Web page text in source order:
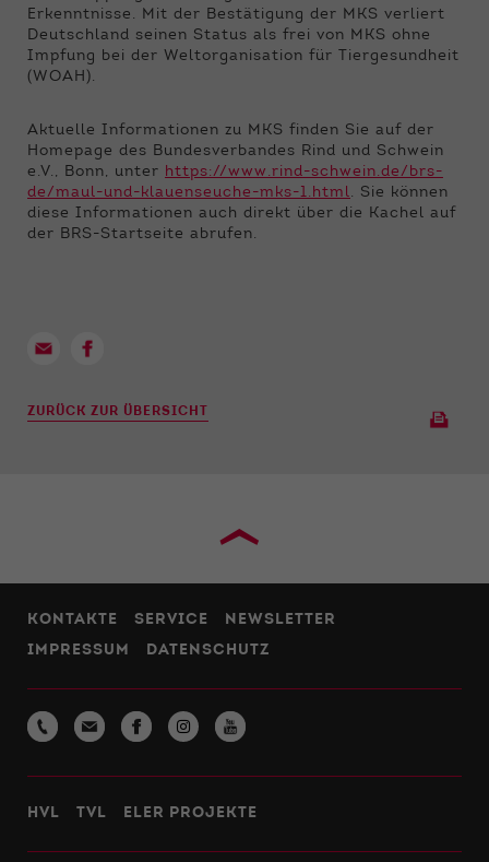
Erkenntnisse. Mit der Bestätigung der MKS verliert
Deutschland seinen Status als frei von MKS ohne
Impfung bei der Weltorganisation für Tiergesundheit
(WOAH).
Aktuelle Informationen zu MKS finden Sie auf der
Homepage des Bundesverbandes Rind und Schwein
e.V., Bonn, unter https://www.rind-schwein.de/brs-
de/maul-und-klauenseuche-mks-1.html. Sie können
diese Informationen auch direkt über die Kachel auf
der BRS-Startseite abrufen.
ZURÜCK ZUR ÜBERSICHT
›
KONTAKTE SERVICE
NEWSLETTER
IMPRESSUM
DATENSCHUTZ
HVL TVL ELER PROJEKTE
Laufzeit
Externe Inhalte
Wir verwenden auf unserer Website externe
Inhalte, um Ihnen zusätzliche Informationen